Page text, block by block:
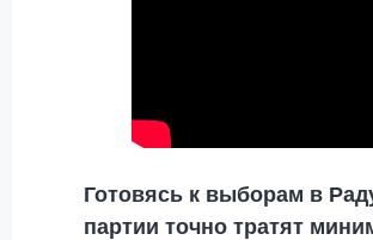
Готовясь к выборам в
партии точно тратят